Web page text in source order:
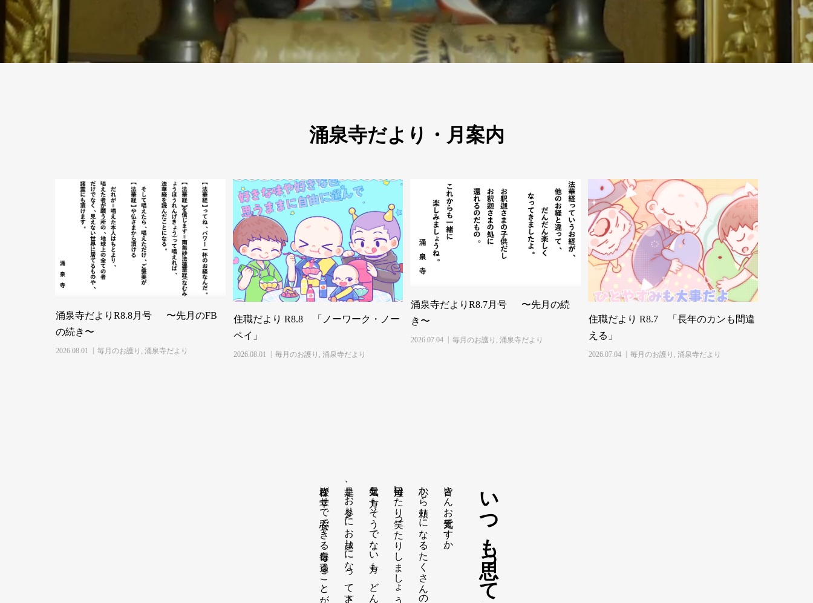
涌泉寺だより・月案内
涌泉寺だよりR8.8月号 〜先月のFB
の続き〜
2026.08.01 毎月のお護り 涌泉寺だより
住職だより R8.8 「ノーワーク・ノー
ペイ」
2026.08.01 毎月のお護り 涌泉寺だより
涌泉寺だよりR8.7月号 〜先月の続
き〜
2026.07.04 毎月のお護り 涌泉寺だより
住職だより R8.7 「長年のカンも間違
える」
2026.07.04 毎月のお護り 涌泉寺だより
皆さんお元気ですか。
毎日泣いたり笑ったりしましょう
是非、お参りにお越しになって下さい。